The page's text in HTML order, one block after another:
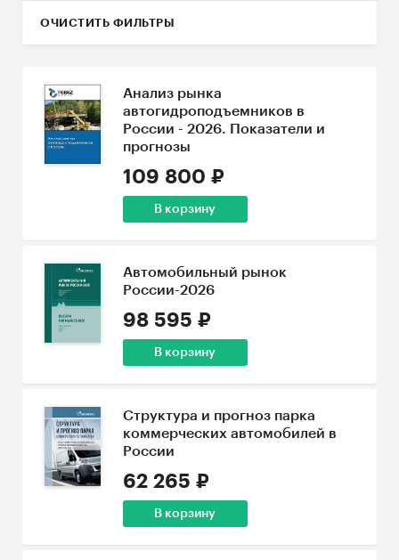
ОЧИСТИТЬ ФИЛЬТРЫ
Анализ рынка
автогидроподъемников в
России - 2026. Показатели и
прогнозы
109 800 ₽
В корзину
Автомобильный рынок
России-2026
98 595 ₽
В корзину
Структура и прогноз парка
коммерческих автомобилей в
России
62 265 ₽
В корзину